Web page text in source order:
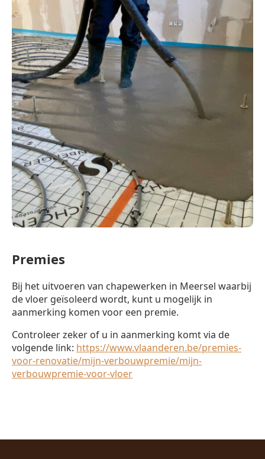
Premies
Bij het uitvoeren van chapewerken in Meersel waarbij
de vloer geïsoleerd wordt, kunt u mogelijk in
aanmerking komen voor een premie.
Controleer zeker of u in aanmerking komt via de
volgende link: https://www.vlaanderen.be/premies-
voor-renovatie/mijn-verbouwpremie/mijn-
verbouwpremie-voor-vloer